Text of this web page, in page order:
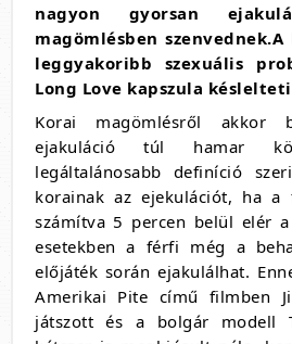
nagyon gyorsan
magömlésben
leggyakoribb szexuális
Long Love kapszula
Korai magömlésről akkor
ejakuláció túl hamar
legáltalánosabb definíció
korainak az ejekulációt, ha a
számítva 5 percen belül elér a
esetekben a férfi még a
előjáték során ejakulálhat.
Amerikai Pite című filmben
játszott és a bolgár modell